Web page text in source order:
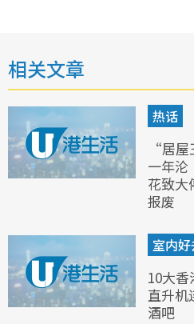
相关文章
热话
“居
一年
花致大
报废
室内好
10大
直升机
酒吧